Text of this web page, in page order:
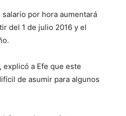
por hora aumentará
del 1 de julio 2016 y el
explicó a Efe que este
de asumir para algunos